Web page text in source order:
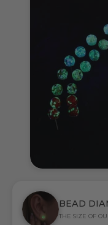
BEAD
THE SIZE OF